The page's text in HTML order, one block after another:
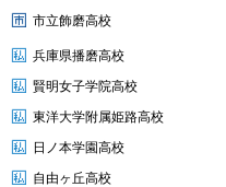
市立飾磨高校
兵庫県播磨高校
賢明女子学院高校
東洋大学附属姫路高校
日ノ本学園高校
自由ヶ丘高校